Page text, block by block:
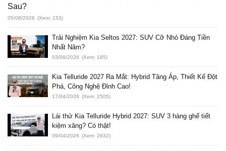
Sau?
05/08/2026 (Xem: 153)
Trải Nghiệm Kia Seltos 2027: SUV Cỡ Nhỏ Đáng Tiền
Nhất Năm?
03/08/2026 (Xem: 185)
Kia Telluride 2027 Ra Mắt: Hybrid Tăng Áp, Thiết Kế Đột
Phá, Công Nghệ Đỉnh Cao!
17/04/2026 (Xem: 2505)
Lái thử Kia Telluride Hybrid 2027: SUV 3 hàng ghế tiết
kiệm xăng? Có thật!
09/04/2026 (Xem: 2632)